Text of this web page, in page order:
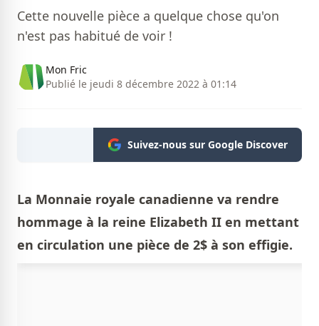
Cette nouvelle pièce a quelque chose qu'on
n'est pas habitué de voir !
Mon Fric
Publié le jeudi 8 décembre 2022 à 01:14
Suivez-nous sur Google Discover
La Monnaie royale canadienne va rendre
hommage à la reine Elizabeth II en mettant
en circulation une pièce de 2$ à son effigie.